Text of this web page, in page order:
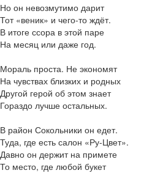
Но он невозмутимо дарит
Тот «веник» и чего-то ждёт.
В итоге ссора в этой паре
На месяц или даже год.
Мораль проста. Не экономят
На чувствах близких и родных
Другой герой об этом знает
Гораздо лучше остальных.
В район Сокольники он едет.
Туда, где есть салон «Ру-Цвет».
Давно он держит на примете
То место, где любой букет